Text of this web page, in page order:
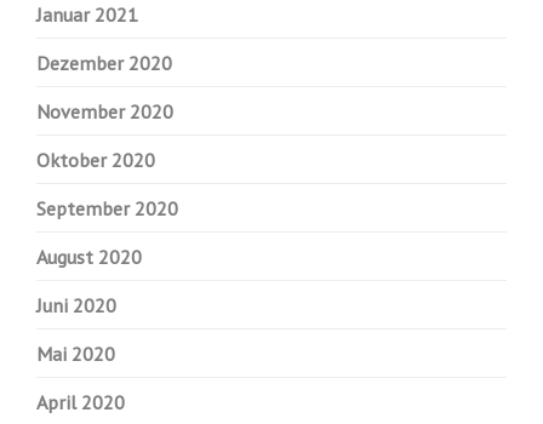
Januar 2021
Dezember 2020
November 2020
Oktober 2020
September 2020
August 2020
Juni 2020
Mai 2020
April 2020